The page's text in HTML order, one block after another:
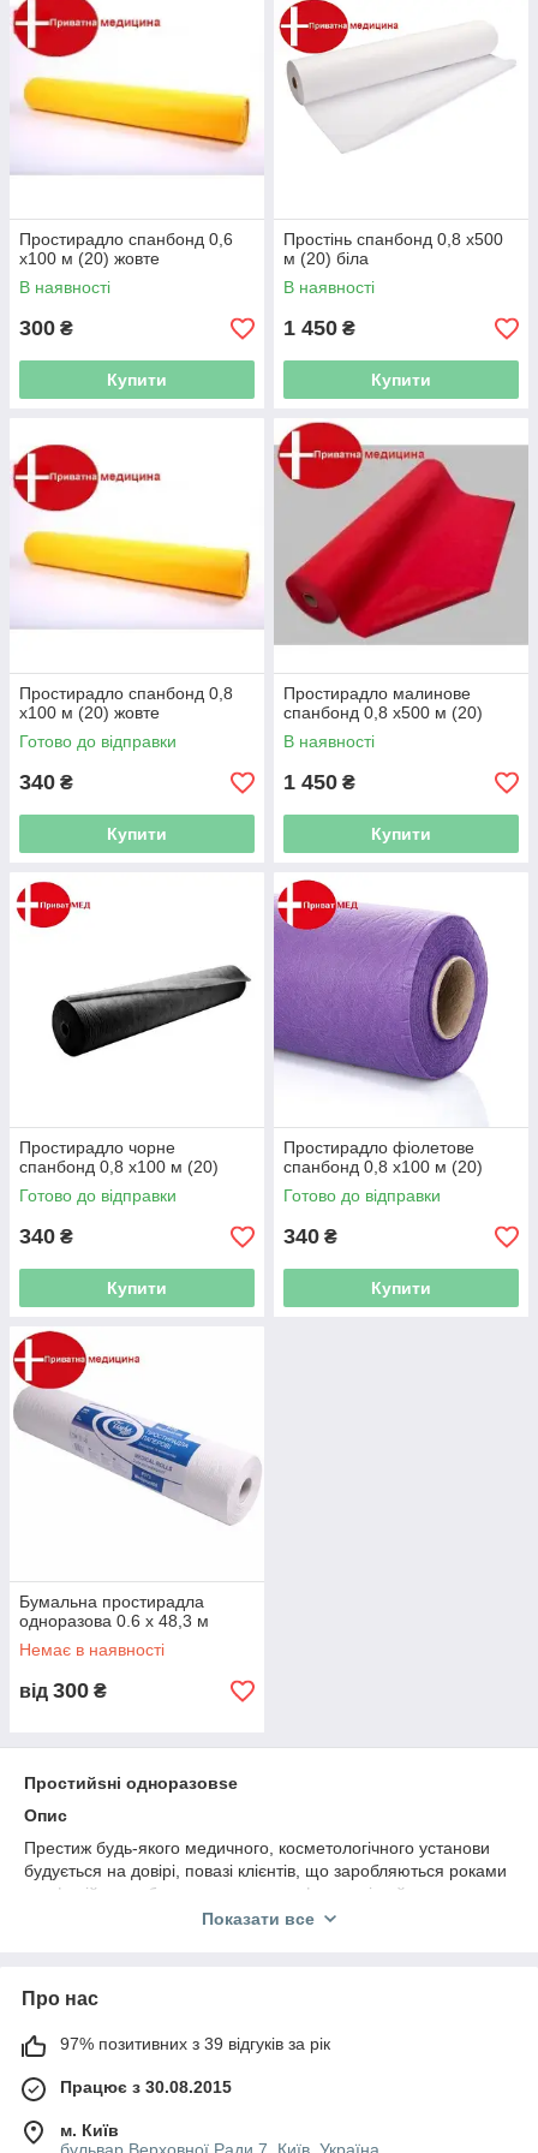
Простирадло спанбонд 0,6
х100 м (20) жовте
В наявності
300 ₴
Купити
Простінь спанбонд 0,8 х500
м (20) біла
В наявності
1 450 ₴
Купити
Простирадло спанбонд 0,8
х100 м (20) жовте
Готово до відправки
340 ₴
Купити
Простирадло малинове
спанбонд 0,8 х500 м (20)
В наявності
1 450 ₴
Купити
Простирадло чорне
спанбонд 0,8 х100 м (20)
Готово до відправки
340 ₴
Купити
Простирадло фіолетове
спанбонд 0,8 х100 м (20)
Готово до відправки
340 ₴
Купити
Бумальна простирадла
одноразова 0.6 x 48,3 м
Немає в наявності
від 300 ₴
Простийsні одноразовsе
Опис
Престиж будь-якого медичного, косметологічного установи
будується на довірі, повазі клієнтів, що заробляються роками
професійного обслуговування, комфортом і найвищим
рівнем гігієни, безпеки.
розмірів:
· спанлейс (полімер + целюлоза, віскоза);
· SMS (шар мельтблауна між двома шарами спанбонду);
· спанбонд.
Показати все
Про нас
97% позитивних з 39 відгуків за рік
Працює з 30.08.2015
м. Київ